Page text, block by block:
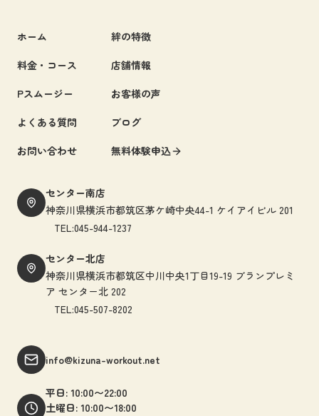
ホーム
絆の特徴
料金・コース
店舗情報
Pスムージー
お客様の声
よくある質問
ブログ
お問い合わせ
無料体験申込
センター南店
神奈川県横浜市都筑区茅ケ崎中央44-1 ケイアイビル 201
TEL:045-944-1237
センター北店
神奈川県横浜市都筑区中川中央1丁目19-19 ブランプレミ
ア センター北 202
TEL:045-507-8202
info@kizuna-workout.net
平日: 10:00〜22:00
土曜日: 10:00〜18:00